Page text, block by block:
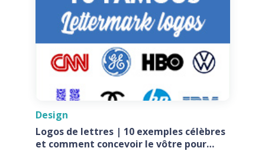
Design
Logos de lettres | 10 exemples célèbres
et comment concevoir le vôtre pour